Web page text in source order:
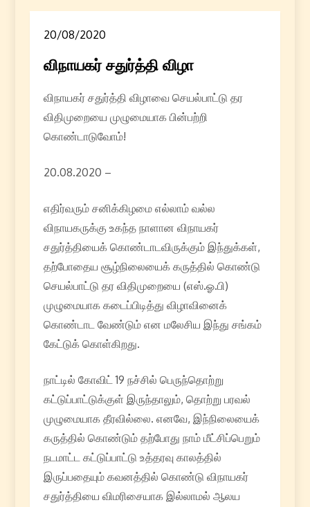
20/08/2020
விநாயகர் சதுர்த்தி விழா
விநாயகர் சதுர்த்தி விழாவை செயல்பாட்டு தர
விதிமுறையை முழுமையாக பின்பற்றி
கொண்டாடுவோம்!
20.08.2020 –
எதிர்வரும் சனிக்கிழமை எல்லாம் வல்ல
விநாயகருக்கு உகந்த நாளான விநாயகர்
சதுர்த்தியைக் கொண்டாடவிருக்கும் இந்துக்கள்,
தற்போதைய சூழ்நிலையைக் கருத்தில் கொண்டு
செயல்பாட்டு தர விதிமுறையை (எஸ்.ஓ.பி)
முழுமையாக கடைப்பிடித்து விழாவினைக்
கொண்டாட வேண்டும் என மலேசிய இந்து சங்கம்
கேட்டுக் கொள்கிறது.
நாட்டில் கோவிட் 19 நச்சில் பெருந்தொற்று
கட்டுப்பாட்டுக்குள் இருந்தாலும், தொற்று பரவல்
முழுமையாக தீரவில்லை. எனவே, இந்நிலையைக்
கருத்தில் கொண்டும் தற்போது நாம் மீட்சிப்பெறும்
நடமாட்ட கட்டுப்பாட்டு உத்தரவு காலத்தில்
இருப்பதையும் கவனத்தில் கொண்டு விநாயகர்
சதுர்த்தியை விமரிசையாக இல்லாமல் ஆலய